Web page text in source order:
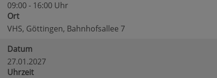
09:00 - 16:00 Uhr
Ort
VHS, Göttingen, Bahnhofsallee 7
Datum
27.01.2027
Uhrzeit